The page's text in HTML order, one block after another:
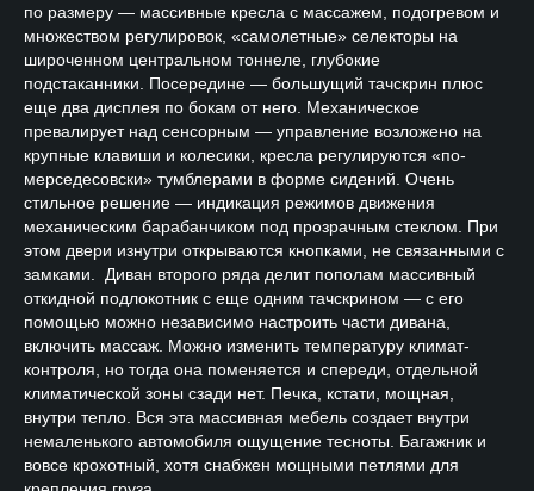
по размеру — массивные кресла с массажем, подогревом и
множеством регулировок, «самолетные» селекторы на
широченном центральном тоннеле, глубокие
подстаканники. Посередине — большущий тачскрин плюс
еще два дисплея по бокам от него. Механическое
превалирует над сенсорным — управление возложено на
крупные клавиши и колесики, кресла регулируются «по-
мерседесовски» тумблерами в форме сидений. Очень
стильное решение — индикация режимов движения
механическим барабанчиком под прозрачным стеклом. При
этом двери изнутри открываются кнопками, не связанными с
замками. Диван второго ряда делит пополам массивный
откидной подлокотник с еще одним тачскрином — с его
помощью можно независимо настроить части дивана,
включить массаж. Можно изменить температуру климат-
контроля, но тогда она поменяется и спереди, отдельной
климатической зоны сзади нет. Печка, кстати, мощная,
внутри тепло. Вся эта массивная мебель создает внутри
немаленького автомобиля ощущение тесноты. Багажник и
вовсе крохотный, хотя снабжен мощными петлями для